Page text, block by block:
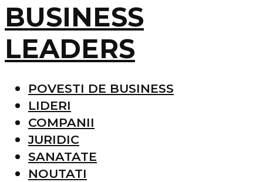
BUSINESS
LEADERS
POVESTI DE BUSINESS
LIDERI
COMPANII
JURIDIC
SANATATE
NOUTATI